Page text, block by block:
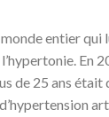
entier
En
de 25 ans était